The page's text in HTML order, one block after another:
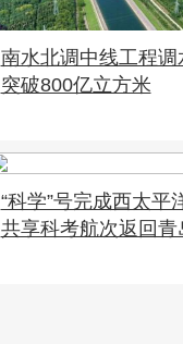
南水北调中线工程调
突破800亿立方米
“科学”号完成西太平
共享科考航次返回青